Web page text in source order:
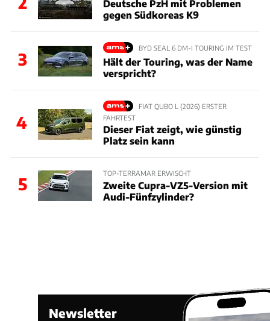
Deutsche PzH mit Problemen
gegen Südkoreas K9
3
BYD SEAL 6 DM-I TOURING IM TEST
Hält der Touring, was der Name
verspricht?
4
FIAT QUBO L (2026) ERSTER
FAHRTEST
Dieser Fiat zeigt, wie günstig
Platz sein kann
5
TOP-TERRAMAR ERWISCHT
Zweite Cupra-VZ5-Version mit
Audi-Fünfzylinder?
Newsletter